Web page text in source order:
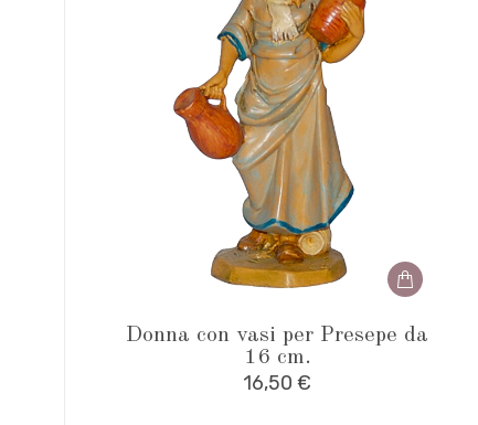
Donna con vasi per Presepe da
16 cm.
16,50€